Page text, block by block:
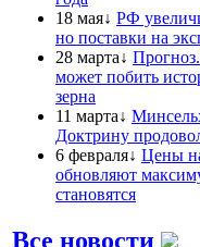
18 мая↓ РФ
но поставки на
28 марта↓
может побить
зерна
11 марта↓
Доктрину
6 февраля↓ Цены
обновляют
становятся
Все новости